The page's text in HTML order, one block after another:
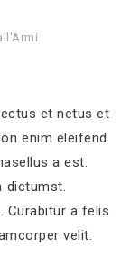
et netus et
enim eleifend
a est.
dictumst.
Curabitur a felis
velit.